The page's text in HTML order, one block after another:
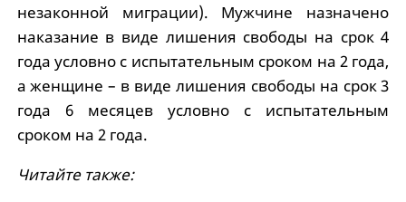
незаконной миграции). Мужчине назначено
наказание в виде лишения свободы на срок 4
года условно с испытательным сроком на 2 года,
а женщине – в виде лишения свободы на срок 3
года 6 месяцев условно с испытательным
сроком на 2 года.
Читайте также: